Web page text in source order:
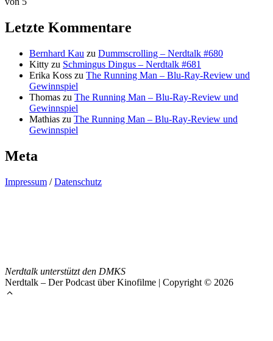
Letzte Kommentare
Bernhard Kau zu Dummscrolling – Nerdtalk #680
Kitty zu Schmingus Dingus – Nerdtalk #681
Erika Koss zu The Running Man – Blu-Ray-Review und
Gewinnspiel
Thomas zu The Running Man – Blu-Ray-Review und
Gewinnspiel
Mathias zu The Running Man – Blu-Ray-Review und
Gewinnspiel
Meta
Impressum /Datenschutz
Nerdtalk unterstützt den DMKS
Nerdtalk – Der Podcast über Kinofilme | Copyright © 2026